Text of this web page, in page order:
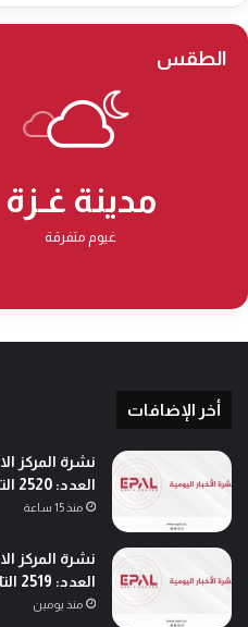
الطقس
مدينة غـزة
غيوم متفرقة
أخر الإضافات
العدد: 2520 التاريخ: الخميس 06\08\2026
منذ 15 ساعة
العدد: 2519 التاريخ: الأربعاء 05\08\2026
منذ يومين